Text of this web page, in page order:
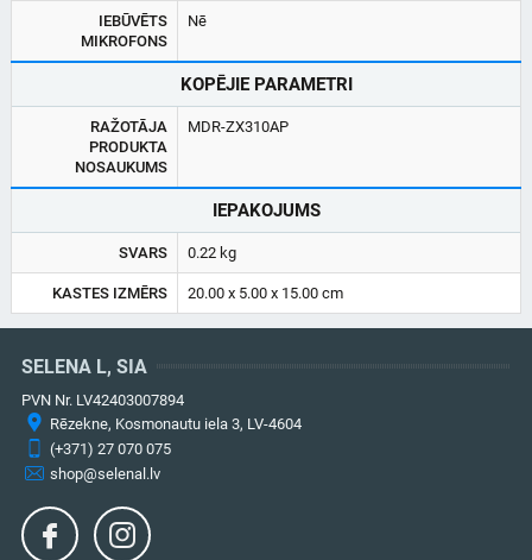
IEBŪVĒTS
MIKROFONS
Nē
KOPĒJIE PARAMETRI
RAŽOTĀJA
PRODUKTA
NOSAUKUMS
MDR-ZX310AP
IEPAKOJUMS
SVARS 0.22 kg
KASTES IZMĒRS 20.00 x 5.00 x 15.00 cm
SELENA L, SIA
PVN Nr. LV42403007894
Rēzekne, Kosmonautu iela 3, LV-4604
(+371) 27 070 075
shop@selenal.lv